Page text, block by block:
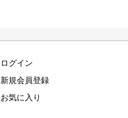
ログイン
新規会員登録
お気に入り